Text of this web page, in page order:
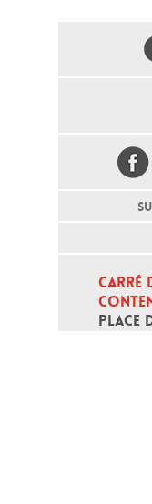
CARRÉ
PLACE